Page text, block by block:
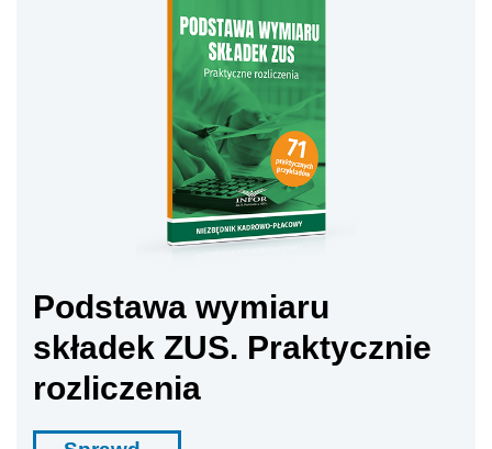
Podstawa wymiaru
składek ZUS. Praktycznie
rozliczenia